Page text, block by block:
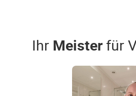
Ihr Meisterfür